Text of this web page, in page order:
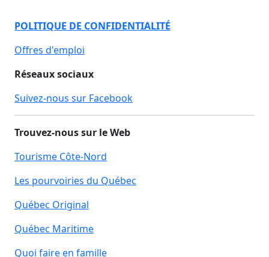
POLITIQUE DE CONFIDENTIALITÉ
Offres d'emploi
Réseaux sociaux
Suivez-nous sur Facebook
Trouvez-nous sur le Web
Tourisme Côte-Nord
Les pourvoiries du Québec
Québec Original
Québec Maritime
Quoi faire en famille